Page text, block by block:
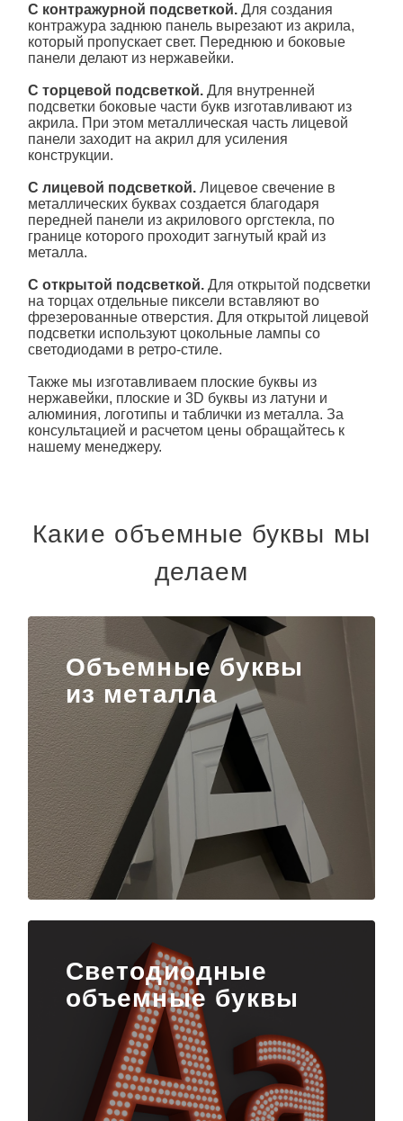
C контражурной подсветкой.Для создания
контражура заднюю панель вырезают из акрила,
который пропускает свет. Переднюю и боковые
панели делают из нержавейки.
C торцевой подсветкой.Для внутренней
подсветки боковые части букв изготавливают из
акрила. При этом металлическая часть лицевой
панели заходит на акрил для усиления
конструкции.
C лицевой подсветкой. Лицевое свечение в
металлических буквах создается благодаря
передней панели из акрилового оргстекла, по
границе которого проходит загнутый край из
металла.
C открытой подсветкой. Для открытой подсветки
на торцах отдельные пиксели вставляют во
фрезерованные отверстия. Для открытой лицевой
подсветки используют цокольные лампы со
светодиодами в ретро-стиле.
Также мы изготавливаем плоские буквы из
нержавейки, плоские и 3D буквы излатуни и
алюминия, логотипы и таблички из металла. За
консультацией и расчетом цены обращайтесь к
нашему менеджеру.
Какие объемные буквы мы
делаем
Объемные буквы
из металла
Светодиодные
объемные буквы